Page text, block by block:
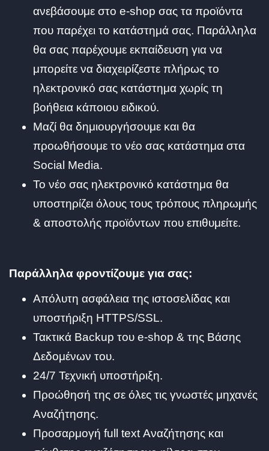
ανεβάσουμε στο e-shop σας τα προϊόντα
που παρέχει το κατάστημά σας. Παράλληλα
θα σας παρέχουμε εκπαίδευση για να
μπορείτε να διαχειρίζεστε πλήρως το
ηλεκτρονικό σας κατάστημα χωρίς τη
βοήθεια κάποιου ειδικού.
Μαζί θα δημιουργήσουμε και θα
προωθήσουμε το νέο σας κατάστημα στα
Social Media.
Το νέο σας ηλεκτρονικό κατάστημα θα
υποστηρίζει όλους τους τρόπους πληρωμής
& αποστολής προϊόντων που επιθυμείτε.
Παράλληλα φροντίζουμε για σας:
Απόλυτη ασφάλεια της ιστοσελίδας και
υποστήριξη HTTPS/SSL.
Τακτικά Backup του e-shop & της Βάσης
Δεδομένων του.
24/7 Τεχνική υποστήριξη.
Προώθησή της σε όλες τις γνωστές μηχανές
Αναζήτησης.
Προσαρμογή full text Αναζήτησης και